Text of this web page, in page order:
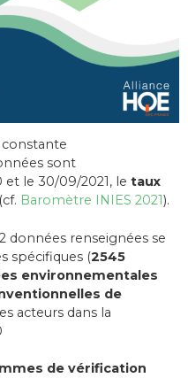
sont
et le 30/09/2021, le taux
(cf. Baromètre INIES 2021).
données renseignées se
spécifiques (2545
environnementales
de
acteurs dans la
de vérification